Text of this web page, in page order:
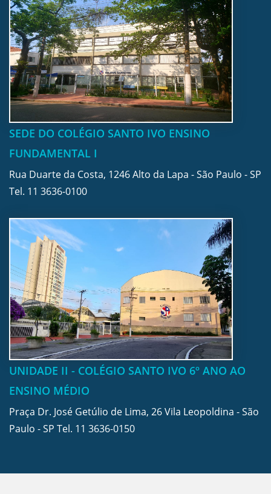
SEDE DO COLÉGIO SANTO IVO ENSINO
FUNDAMENTAL I
Rua Duarte da Costa, 1246 Alto da Lapa - São Paulo - SP
Tel. 11 3636-0100
UNIDADE II - COLÉGIO SANTO IVO 6º ANO AO
ENSINO MÉDIO
Praça Dr. José Getúlio de Lima, 26 Vila Leopoldina - São
Paulo - SP Tel. 11 3636-0150